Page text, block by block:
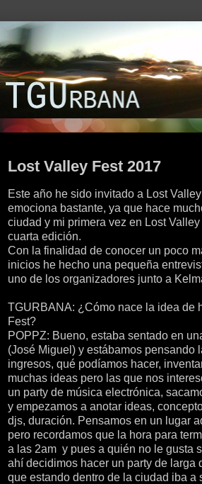
Lost Valley Fest 2017
Este año he sido invitado a Lost
emociona bastante, ya que hace
ciudad y mi primera vez en Lost
cuarta edición.
Con la finalidad de conocer un poco
inicios he hecho una pequeña
uno de los organizadores junto a
TGURBANA: ¿Cómo nace la idea de
Fest?
POPPZ: Bueno, estaba sentado en
(José Miguel) y estábamos pensando
ingresos, qué podíamos hacer,
muchas ideas pero las que nos
un party de música electrónica,
y empezamos a anotar ideas,
djs, duración. Pensamos en un lugar
pero recordamos que la hora para
a las 2am y pues a quién no le gusta
ahí decidimos hacer un party de larga
que estando dentro de la ciudad iba a